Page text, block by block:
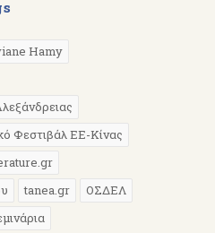
Hamy
Φεστιβάλ ΕΕ-Κίνας
tanea.gr
ΟΣΔΕΛ